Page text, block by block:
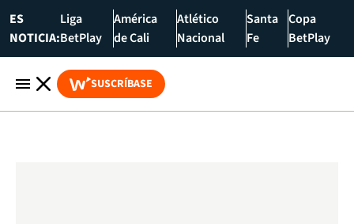
ES
NOTICIA:
Liga
BetPlay
América
de Cali
Atlético
Nacional
Santa
Fe
Copa
BetPlay
SUSCRÍBASE